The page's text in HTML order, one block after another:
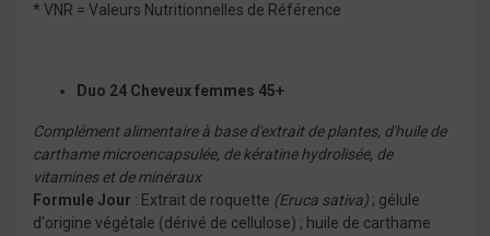
* VNR = Valeurs Nutritionnelles de Référence
Duo 24 Cheveux femmes 45+
Complément alimentaire à base d'extrait de plantes, d'huile de
carthame microencapsulée, de kératine hydrolisée, de
vitamines et de minéraux
Formule Jour : Extrait de roquette (Eruca sativa) ; gélule
d'origine végétale (dérivé de cellulose) ; huile de carthame